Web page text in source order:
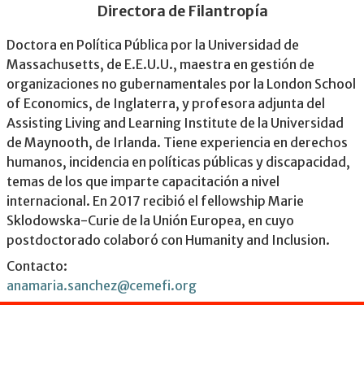
Directora de Filantropía
Doctora en Política Pública por la Universidad de
Massachusetts, de E.E.U.U., maestra en gestión de
organizaciones no gubernamentales por la London School
of Economics, de Inglaterra, y profesora adjunta del
Assisting Living and Learning Institute de la Universidad
de Maynooth, de Irlanda. Tiene experiencia en derechos
humanos, incidencia en políticas públicas y discapacidad,
temas de los que imparte capacitación a nivel
internacional. En 2017 recibió el fellowship Marie
Sklodowska-Curie de la Unión Europea, en cuyo
postdoctorado colaboró con Humanity and Inclusion.
Contacto:
anamaria.sanchez@cemefi.org